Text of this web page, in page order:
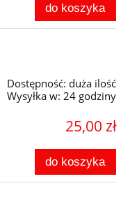
do koszyka
Dostępność: duża ilość
Wysyłka w: 24 godziny
25,00 zł
do koszyka